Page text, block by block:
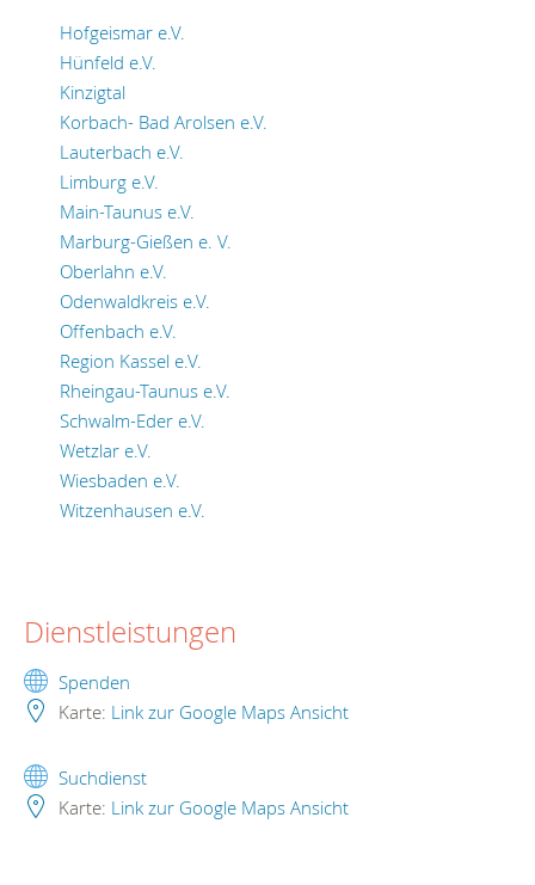
Hofgeismar e.V.
Hünfeld e.V.
Kinzigtal
Korbach- Bad Arolsen e.V.
Lauterbach e.V.
Limburg e.V.
Main-Taunus e.V.
Marburg-Gießen e. V.
Oberlahn e.V.
Odenwaldkreis e.V.
Offenbach e.V.
Region Kassel e.V.
Rheingau-Taunus e.V.
Schwalm-Eder e.V.
Wetzlar e.V.
Wiesbaden e.V.
Witzenhausen e.V.
Dienstleistungen
Spenden
Karte: Link zur Google Maps Ansicht
Suchdienst
Karte: Link zur Google Maps Ansicht